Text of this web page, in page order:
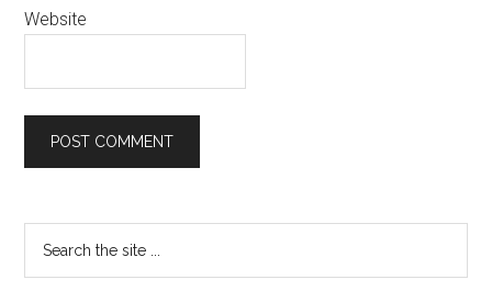
Website
Primary
Sidebar